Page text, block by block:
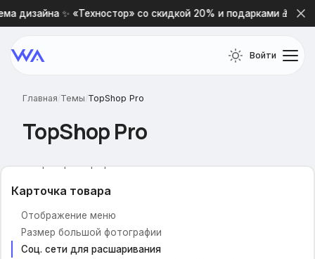
дизайна ✨ «Техностор» со скидкой 20% и подарками 🎁
Войти
Главная/Темы/TopShop Pro
TopShop Pro
Описание категорий
Ограничение высоты описания
Вид каталога по умолчанию
Быстрый просмотр
Новостная лента
Внеший вид кнопки купить
Карточка товара
Отображение меню
Размер большой фотографии
Соц. сети для расшаривания